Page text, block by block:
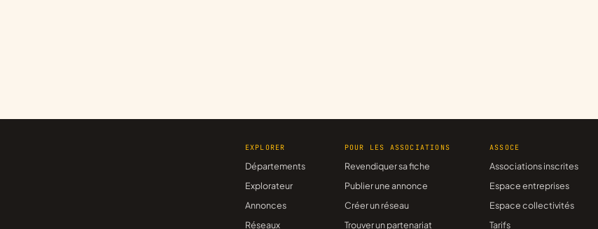
EXPLORER
Départements
Explorateur
Annonces
Réseaux
POUR LES ASSOCIATIONS
Revendiquer sa fiche
Publier une annonce
Créer un réseau
Trouver un partenariat
ASSOCE
Associations inscrites
Espace entreprises
Espace collectivités
Tarifs